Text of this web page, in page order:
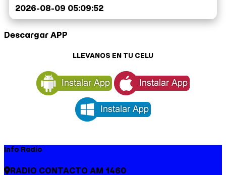
2026-08-09 05:09:52
Descargar APP
LLEVANOS EN TU CELU
Info Radio
RADIO CONTACTO AM 1460